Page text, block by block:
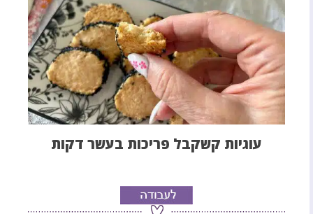
עוגיות קשקבל פריכות בעשר דקות